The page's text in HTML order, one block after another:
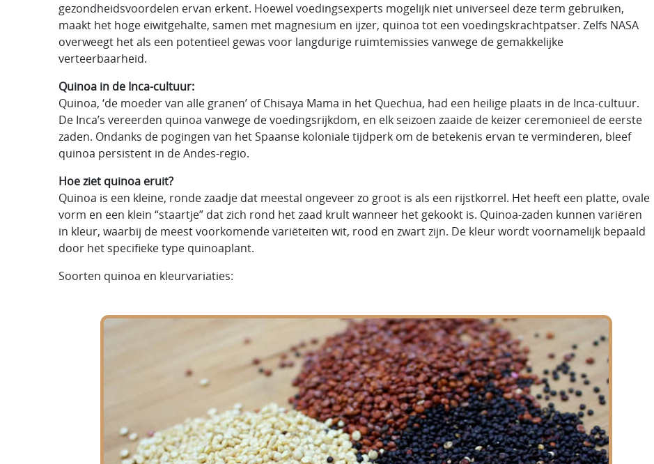
gezondheidsvoordelen ervan erkent. Hoewel voedingsexperts mogelijk niet universeel deze term gebruiken,
maakt het hoge eiwitgehalte, samen met magnesium en ijzer, quinoa tot een voedingskrachtpatser. Zelfs NASA
overweegt het als een potentieel gewas voor langdurige ruimtemissies vanwege de gemakkelijke
verteerbaarheid.
Quinoa in de Inca-cultuur:
Quinoa, ‘de moeder van alle granen’ of Chisaya Mama in het Quechua, had een heilige plaats in de Inca-cultuur.
De Inca’s vereerden quinoa vanwege de voedingsrijkdom, en elk seizoen zaaide de keizer ceremonieel de eerste
zaden. Ondanks de pogingen van het Spaanse koloniale tijdperk om de betekenis ervan te verminderen, bleef
quinoa persistent in de Andes-regio.
Hoe ziet quinoa eruit?
Quinoa is een kleine, ronde zaadje dat meestal ongeveer zo groot is als een rijstkorrel. Het heeft een platte, ovale
vorm en een klein “staartje” dat zich rond het zaad krult wanneer het gekookt is. Quinoa-zaden kunnen variëren
in kleur, waarbij de meest voorkomende variëteiten wit, rood en zwart zijn. De kleur wordt voornamelijk bepaald
door het specifieke type quinoaplant.
Soorten quinoa en kleurvariaties: